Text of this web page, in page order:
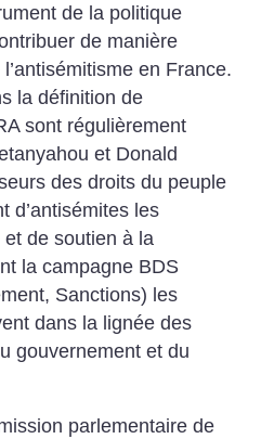
de la politique
de manière
en France.
la définition de
sont régulièrement
et Donald
des droits du peuple
d’antisémites les
de soutien à la
la campagne BDS
Sanctions) les
dans la lignée des
gouvernement et du
parlementaire de